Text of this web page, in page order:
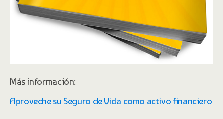
Más información:
Aproveche su Seguro de Vida como activo financiero